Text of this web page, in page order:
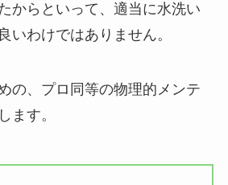
からといって、適当に水洗い
いわけではありません。
の、プロ同等の物理的メンテ
ます。